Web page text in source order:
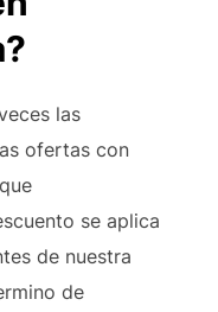
las
ofertas con
se aplica
de nuestra
de